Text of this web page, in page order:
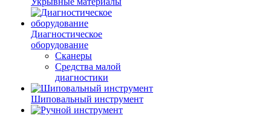
Диагностическое
оборудование
Сканеры
Средства малой
диагностики
Шиповальный инструмент